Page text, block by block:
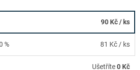
90 Kč/ ks
% 81 Kč / ks
Ušetříte0 Kč